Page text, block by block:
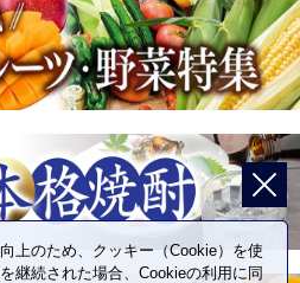
上のため、クッキー（Cookie）を使
継続された場合、Cookieの利用に同